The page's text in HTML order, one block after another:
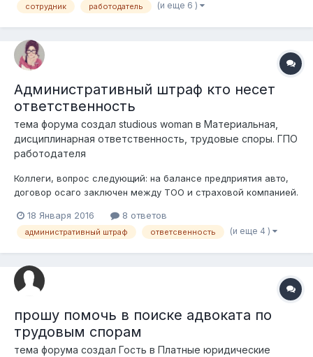
ознакомления предоставлены не были. За полтора месяца
сотрудник работодатель (и еще 6 )
Административный штраф кто несет
ответственность
тема форума создал studious woman в Материальная,
дисциплинарная ответственность, трудовые споры. ГПО
работодателя
Коллеги, вопрос следующий: на балансе предприятия авто,
договор осаго заключен между ТОО и страховой компанией.
наложили административный штраф. Вопрос: кто несет
ответственность? Виноват работодатель, что своевременно
18 Января 2016 8 ответов
административный штраф ответсвенность (и еще 4 )
прошу помочь в поиске адвоката по
трудовым спорам
тема форума создал Гость в Платные юридические